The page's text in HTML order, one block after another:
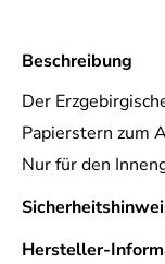
Beschreibung
Der
Papierstern zum
Nur für den
Hersteller-